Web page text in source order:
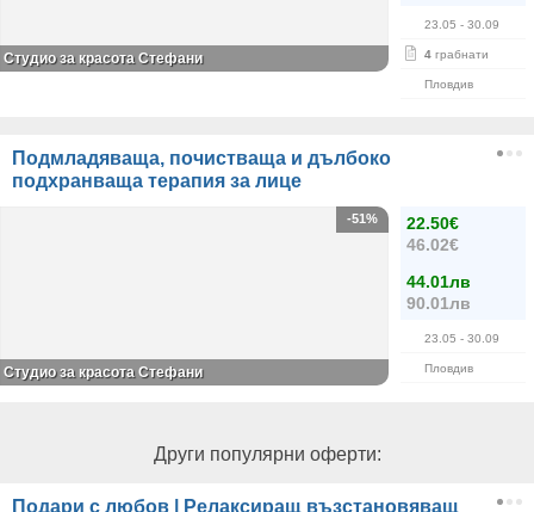
23.05 - 30.09
4 грабнати
Пловдив
Студио за красота Стефани
Подмладяваща, почистваща и дълбоко
подхранваща терапия за лице
22.50€
46.02€
44.01лв
90.01лв
23.05 - 30.09
Пловдив
-51%
Студио за красота Стефани
Други популярни оферти:
Подари с любов | Релаксиращ възстановяващ